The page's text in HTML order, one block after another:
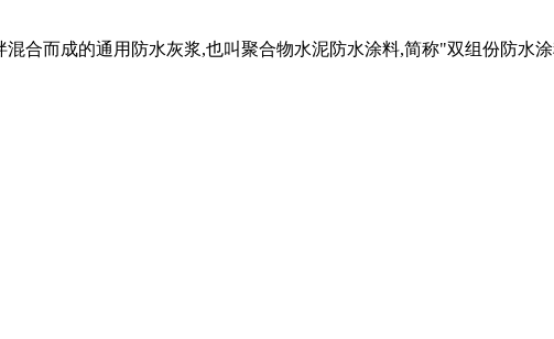
合而成的通用防水灰浆,也叫聚合物水泥防水涂料,简称"双组份防水